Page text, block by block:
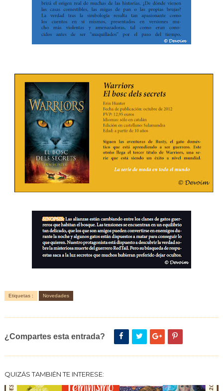
Etiquetas : Novedades
¿Compartes esta entrada?
QUIZÁS TAMBIÉN TE INTERESE: